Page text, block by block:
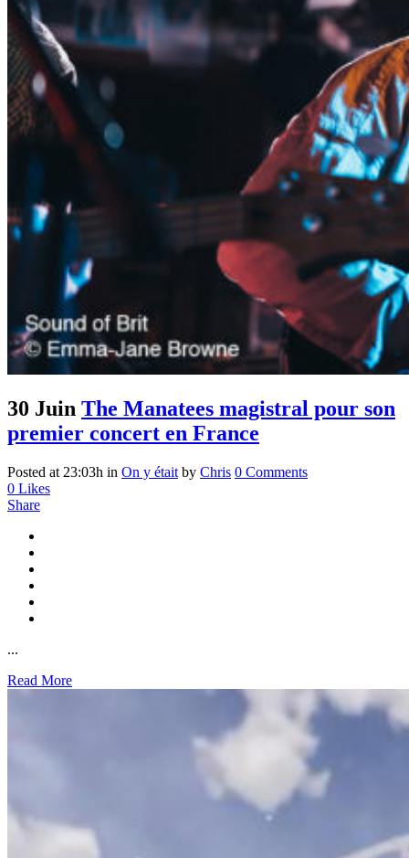
30 Juin The Manatees magistral pour son
premier concert en France
Posted at 23:03h in On y était by Chris 0 Comments
0 Likes
Share
...
Read More